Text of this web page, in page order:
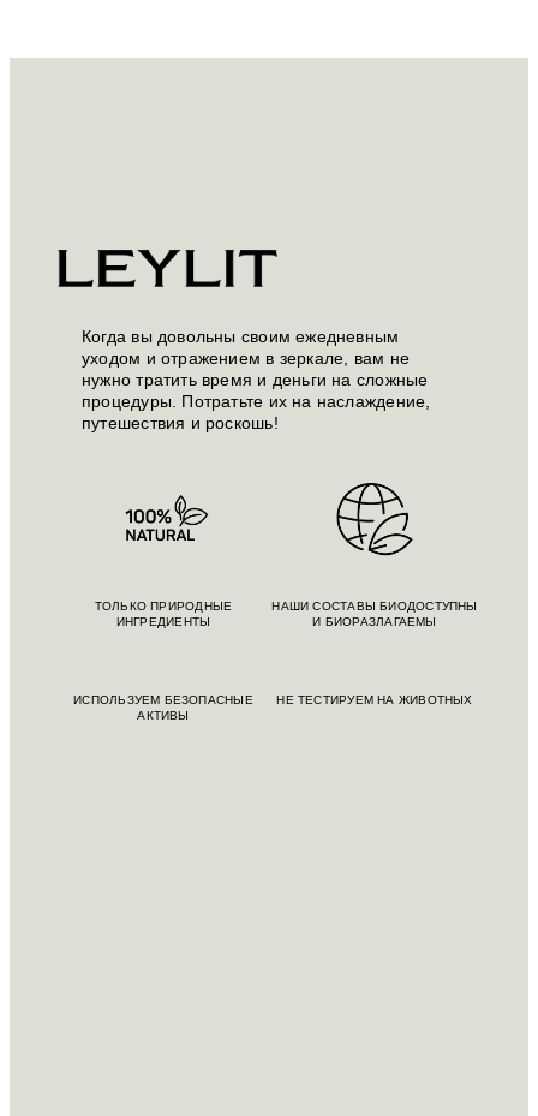
Когда вы довольны своим ежедневным
уходом и отражением в зеркале, вам не
нужно тратить время и деньги на сложные
процедуры. Потратьте их на наслаждение,
путешествия и роскошь!
ТОЛЬКО ПРИРОДНЫЕ
ИНГРЕДИЕНТЫ
НАШИ СОСТАВЫ БИОДОСТУПНЫ
И БИОРАЗЛАГАЕМЫ
ИСПОЛЬЗУЕМ БЕЗОПАСНЫЕ
АКТИВЫ
НЕ ТЕСТИРУЕМ НА ЖИВОТНЫХ